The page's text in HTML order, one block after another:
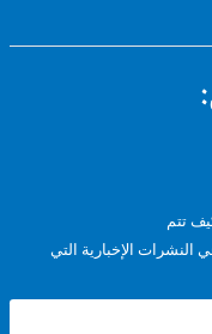
الإخبارية التي